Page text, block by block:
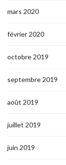
mars 2020
février 2020
octobre 2019
septembre 2019
août 2019
juillet 2019
juin 2019